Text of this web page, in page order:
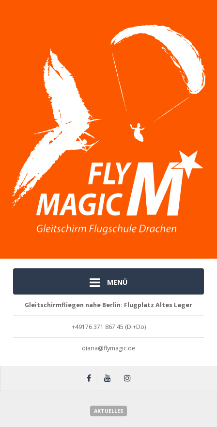
MENÜ
Gleitschirmfliegen nahe Berlin: Flugplatz Altes Lager
+49176 371 867 45 (Di+Do)
diana@flymagic.de
Wochenende 07.06.-08.06.25
AKTUELLES